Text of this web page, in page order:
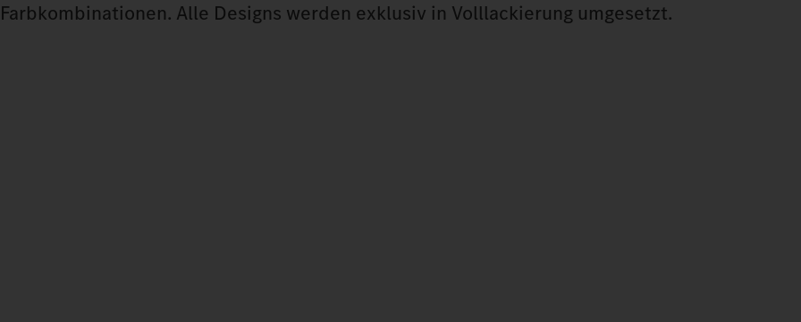
Farbkombinationen. Alle Designs werden exklusiv in Volllackierung umgesetzt.